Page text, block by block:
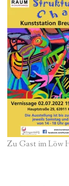
Zu Gast im Löw